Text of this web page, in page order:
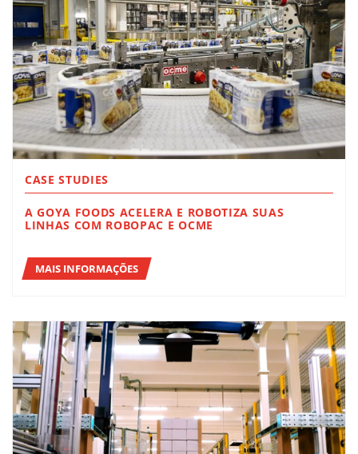
CASE STUDIES
A GOYA FOODS ACELERA E ROBOTIZA SUAS
LINHAS COM ROBOPAC E OCME
MAIS INFORMAÇÕES